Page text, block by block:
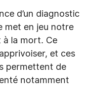
d’un diagnostic
met en jeu notre
à la mort. Ce
et ces
permettent de
notamment